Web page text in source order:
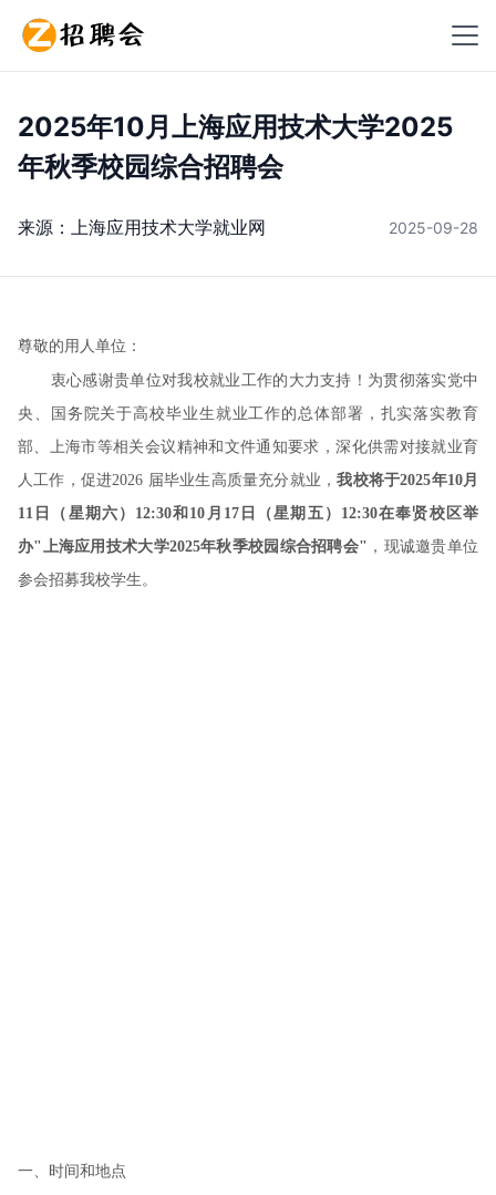
2025年10月上海应用技术大学2025
年秋季校园综合招聘会
来源： 上海应用技术大学就业网 2025-09-28
尊敬的用人单位：
衷心感谢贵单位对我校就业工作的大力支持！为贯彻落实党中
央、国务院关于高校毕业生就业工作的总体部署，扎实落实教育
部、上海市等相关会议精神和文件通知要求，深化供需对接就业育
人工作，促进2026 届毕业生高质量充分就业，我校将于2025年10月
11日（星期六）12:30和10月17日（星期五）12:30在奉贤校区举
办"上海应用技术大学2025年秋季校园综合招聘会" ，现诚邀贵单位
参会招募我校学生。
一、时间和地点